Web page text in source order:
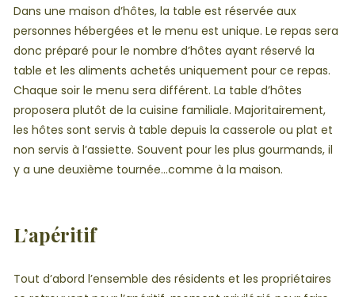
Dans une maison d’hôtes, la table est réservée aux
personnes hébergées et le menu est unique. Le repas sera
donc préparé pour le nombre d’hôtes ayant réservé la
table et les aliments achetés uniquement pour ce repas.
Chaque soir le menu sera différent. La table d’hôtes
proposera plutôt de la cuisine familiale. Majoritairement,
les hôtes sont servis à table depuis la casserole ou plat et
non servis à l’assiette. Souvent pour les plus gourmands, il
y a une deuxième tournée…comme à la maison.
L’apéritif
Tout d’abord l’ensemble des résidents et les propriétaires